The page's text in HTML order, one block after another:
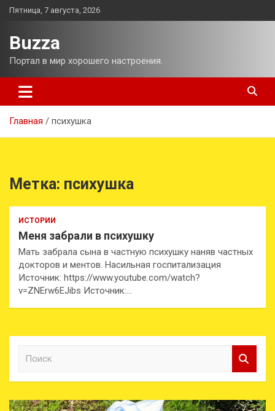
Перейти
Пятница, 7 августа, 2026
Buzza
Портал в мир хорошего настроения.
Главная психушка
Метка: психушка
ИСТОРИИ
Меня забрали в психушку
Мать забрала сына в частную психушку наняв частных
докторов и ментов. Насильная госпитализация
Источник: https://www.youtube.com/watch?
v=ZNErw6EJibs Источник:…
к